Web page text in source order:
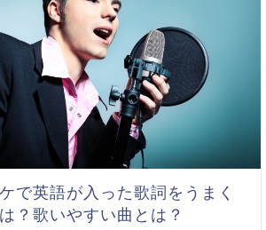
で英語が入った歌詞をうまく
？歌いやすい曲とは？